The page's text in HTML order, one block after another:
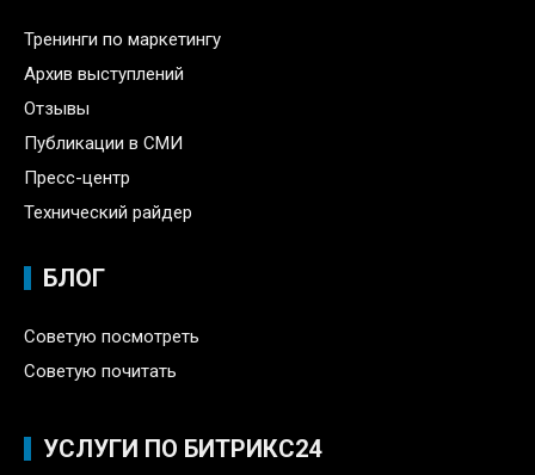
Тренинги по маркетингу
Архив выступлений
Отзывы
Публикации в СМИ
Пресс-центр
Технический райдер
БЛОГ
Советую посмотреть
Советую почитать
УСЛУГИ ПО БИТРИКС24